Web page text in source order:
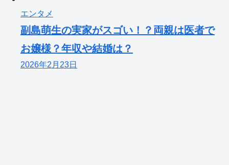
エンタメ
副島萌生の実家がスゴい！？両親は医者で
お嬢様？年収や結婚は？
2026年2月23日